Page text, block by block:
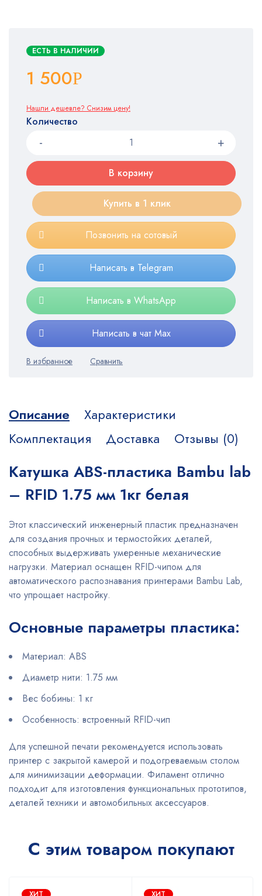
ЕСТЬ В НАЛИЧИИ
1 500Р
Нашли дешевле? Снизим цену!
Количество
В корзину
Купить в 1 клик
Позвонить на сотовый
Написать в Telegram
Написать в WhatsApp
Написать в чат Max
Описание
Характеристики
Комплектация
Доставка Отзывы (0)
Катушка ABS-пластика Bambu lab
– RFID 1.75 мм 1кг белая
Этот классический инженерный пластик предназначен
для создания прочных и термостойких деталей,
способных выдерживать умеренные механические
нагрузки. Материал оснащен RFID-чипом для
автоматического распознавания принтерами Bambu Lab,
что упрощает настройку.
Основные параметры пластика:
Материал: ABS
Диаметр нити: 1.75 мм
Вес бобины: 1 кг
Особенность: встроенный RFID-чип
Для успешной печати рекомендуется использовать
принтер с закрытой камерой и подогреваемым столом
для минимизации деформации. Филамент отлично
подходит для изготовления функциональных прототипов,
деталей техники и автомобильных аксессуаров.
С этим товаром покупают